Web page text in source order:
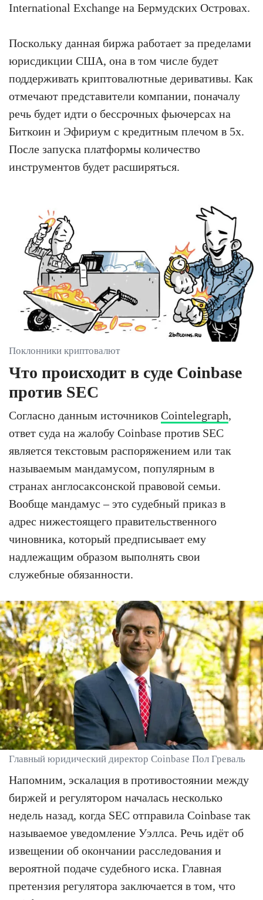
International Exchange на Бермудских Островах.
Поскольку данная биржа работает за пределами
юрисдикции США, она в том числе будет
поддерживать криптовалютные деривативы. Как
отмечают представители компании, поначалу
речь будет идти о бессрочных фьючерсах на
Биткоин и Эфириум с кредитным плечом в 5х.
После запуска платформы количество
инструментов будет расширяться.
Поклонники криптовалют
Что происходит в суде Coinbase
против SEC
Согласно данным источников Cointelegraph,
ответ суда на жалобу Coinbase против SEC
является текстовым распоряжением или так
называемым мандамусом, популярным в
странах англосаксонской правовой семьи.
Вообще мандамус – это судебный приказ в
адрес нижестоящего правительственного
чиновника, который предписывает ему
надлежащим образом выполнять свои
служебные обязанности.
Главный юридический директор Coinbase Пол Греваль
Напомним, эскалация в противостоянии между
биржей и регулятором началась несколько
недель назад, когда SEC отправила Coinbase так
называемое уведомление Уэллса. Речь идёт об
извещении об окончании расследования и
вероятной подаче судебного иска. Главная
претензия регулятора заключается в том, что